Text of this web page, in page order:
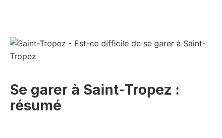
Se garer à Saint-Tropez :
résumé